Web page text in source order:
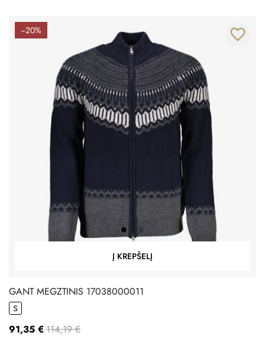
−20%
Į KREPŠELĮ
favorite_border
GANT MEGZTINIS 17038000011
S
91,35 € 114,19 €